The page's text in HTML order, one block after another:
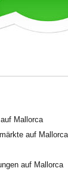
Mallorca
auf Mallorca
auf Mallorca